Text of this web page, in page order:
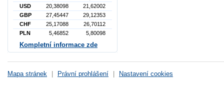
USD
20,38098
21,62002
GBP
27,45447
29,12353
CHF
25,17088
26,70112
PLN
5,46852 5,80098
Kompletní informace zde
Mapa stránek Právní prohlášení Nastavení cookies